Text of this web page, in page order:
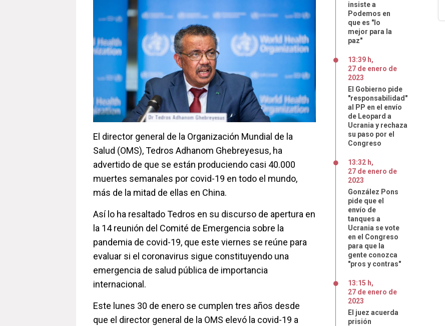
El director general de la Organización Mundial de la
Salud (OMS), Tedros Adhanom Ghebreyesus, ha
advertido de que se están produciendo casi 40.000
muertes semanales por covid-19 en todo el mundo,
más de la mitad de ellas en China.
Así lo ha resaltado Tedros en su discurso de apertura en
la 14 reunión del Comité de Emergencia sobre la
pandemia de covid-19, que este viernes se reúne para
evaluar si el coronavirus sigue constituyendo una
emergencia de salud pública de importancia
internacional.
Este lunes 30 de enero se cumplen tres años desde
que el director general de la OMS elevó la covid-19 a
insiste a
Podemos en
que es "lo
mejor para la
paz"
13:39 h,
27 de enero de
2023
El Gobierno pide
"responsabilidad"
al PP en el envío
de Leopard a
Ucrania y rechaza
su paso por el
Congreso
13:32 h,
27 de enero de
2023
González Pons
pide que el
envío de
tanques a
Ucrania se vote
en el Congreso
para que la
gente conozca
"pros y contras"
13:15 h,
27 de enero de
2023
El juez acuerda
prisión